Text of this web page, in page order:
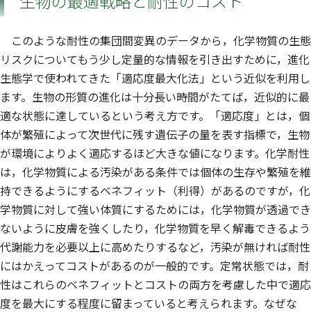
このような耐性の集団間変異のデータから，化学物質の生態
リスクについてもう少し定量的な情報を引き出すために，進化
生態学で使われてきた「適応度最大化法」という近似を利用し
ます。生物の形質の進化は十分長い時間がたてば，近似的に最
適な状態に達しているという考え方です。「適応度」とは，個
体が繁殖によって次世代に残す遺伝子の量を表す指標で，生物
が環境によりよく適応するほど大きな値になります。化学耐性
は，化学物質による汚染がある条件では個体の生存や繁殖を維
持できるようにするベネフィット（利得）があるのですが，化
学物質に対して強い体質にするためには，化学物質が透過でき
ないように皮膚を強くしたり，化学物質を早く解毒できるよう
代謝能力を必要以上に高めたりするなど，汚染が無ければ耐性
にはかえってコストがあるのが一般的です。定常状態では，耐
性はこれらのベネフィットとコストの両方を考慮した中で適応
度を最大にする程度に留まっていると考えられます。なぜな